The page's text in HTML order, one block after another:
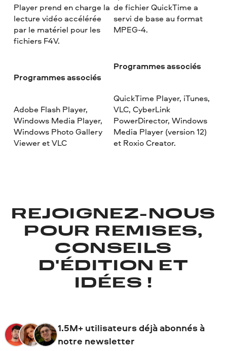
Player prend en charge la
lecture vidéo accélérée
par le matériel pour les
fichiers F4V.
Programmes associés
Adobe Flash Player,
Windows Media Player,
Windows Photo Gallery
Viewer et VLC
de fichier QuickTime a
servi de base au format
MPEG-4.
Programmes associés
QuickTime Player, iTunes,
VLC, CyberLink
PowerDirector, Windows
Media Player (version 12)
et Roxio Creator.
REJOIGNEZ-NOUS
POUR REMISES,
CONSEILS
D'ÉDITION ET
IDÉES !
1.5M+ utilisateurs déjà abonnés à
notre newsletter